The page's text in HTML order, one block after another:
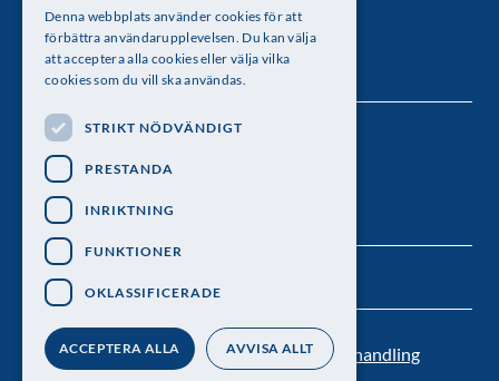
Besöksadress: Lilla Frescativägen 4A
Telefon: 08-673 95 00
Kontakt Nyhetsbrev
Personuppgiftsbehandling
Följ oss
Denna webbplats använder cookies för att
förbättra användarupplevelsen. Du kan välja
att acceptera alla cookies eller välja vilka
cookies som du vill ska användas.
STRIKT NÖDVÄNDIGT
PRESTANDA
INRIKTNING
FUNKTIONER
OKLASSIFICERADE
ACCEPTERA ALLA AVVISA ALLT